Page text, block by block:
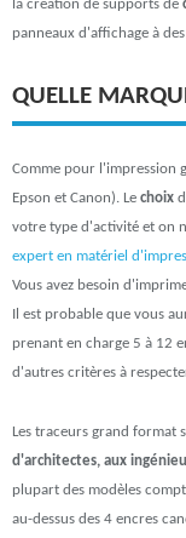
la création de supports de
panneaux d'affichage à
QUELLE
Comme pour l'impression
Epson et Canon). Le choix
votre type d'activité et on
expert en matériel
Vous avez besoin
Il est probable que vous
prenant en charge 5 à 12
d'autres critères à
Les traceurs grand format
d'architectes, aux
plupart des modèles
au-dessus des 4 encres